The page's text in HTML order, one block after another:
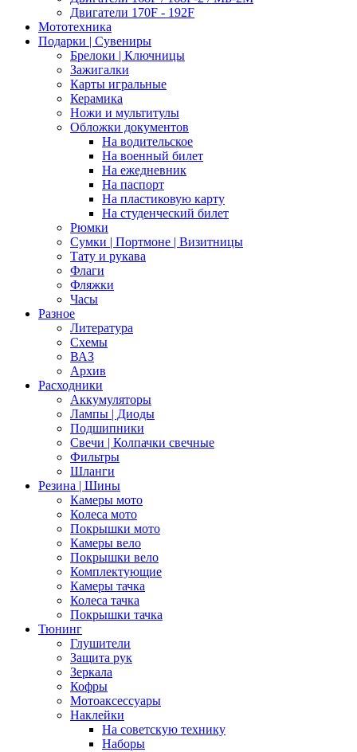
Двигатели 170F - 192F
Мототехника
Подарки | Сувениры
Брелоки | Ключницы
Зажигалки
Карты игральные
Керамика
Ножи и мультитулы
Обложки документов
На водительское
На военный билет
На ежедневник
На паспорт
На пластиковую карту
На студенческий билет
Рюмки
Сумки | Портмоне | Визитницы
Тату и рукава
Флаги
Фляжки
Часы
Разное
Литература
Схемы
ВАЗ
Архив
Расходники
Аккумуляторы
Лампы | Диоды
Подшипники
Свечи | Колпачки свечные
Фильтры
Шланги
Резина | Шины
Камеры мото
Колеса мото
Покрышки мото
Камеры вело
Покрышки вело
Комплектующие
Камеры тачка
Колеса тачка
Покрышки тачка
Тюнинг
Глушители
Защита рук
Зеркала
Кофры
Мотоаксессуары
Наклейки
На советскую технику
Наборы